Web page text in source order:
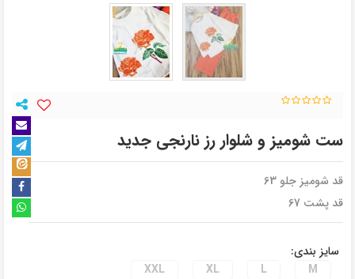
ست شومیز و شلوار رز نارنجی جدید
قد شومیز جلو 63
قد پشت 67
سایز بندی:
M
L
XL
XXL